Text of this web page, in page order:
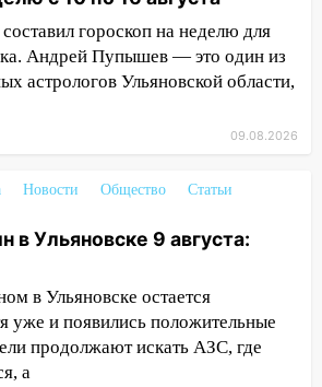
области люди в
света
подвела итоги
в Ульяновске
изнасилование ребенка,
атака беспилотников:
прошедшей недели в
восстановили
троллейбусную
гороскоп на неделю для
Андрей Пупышев — это один из
астрологов Ульяновской области,
09.08.2026
Новости Общество
Статьи
в Ульяновске 9 августа:
в Ульяновске остается
уже и появились положительные
продолжают искать АЗС, где
а